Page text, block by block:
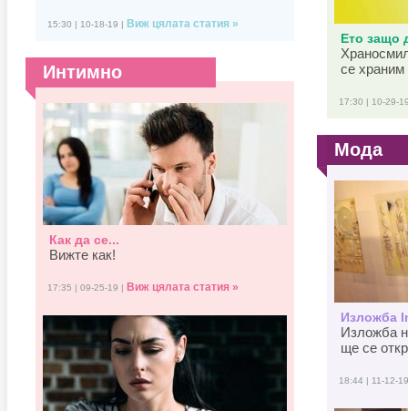
15:30 | 10-18-19 | Виж цялата статия »
Интимно
Как да се...
Вижте как!
17:35 | 09-25-19 | Виж цялата статия »
Ето защо
се храним
17:30 | 10-29-
Мода
Изложба
Изложба
ще се
18:44 | 11-12-